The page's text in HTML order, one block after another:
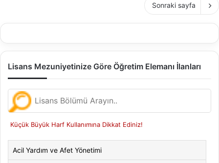
Sonraki sayfa
Lisans Mezuniyetinize Göre Öğretim Elemanı İlanları
Küçük Büyük Harf Kullanımına Dikkat Ediniz!
Acil Yardım ve Afet Yönetimi